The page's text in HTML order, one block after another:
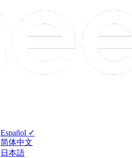
Español ✓
简体中文
日本語